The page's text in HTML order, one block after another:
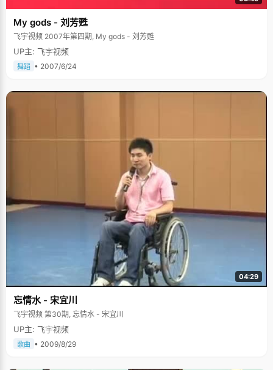
My gods - 刘芳甦
飞宇视频 2007年第四期, My gods - 刘芳甦
UP主: 飞宇视频
舞蹈 • 2007/6/24
04:29
忘情水 - 宋宜川
飞宇视频 第30期, 忘情水 - 宋宜川
UP主: 飞宇视频
歌曲 • 2009/8/29